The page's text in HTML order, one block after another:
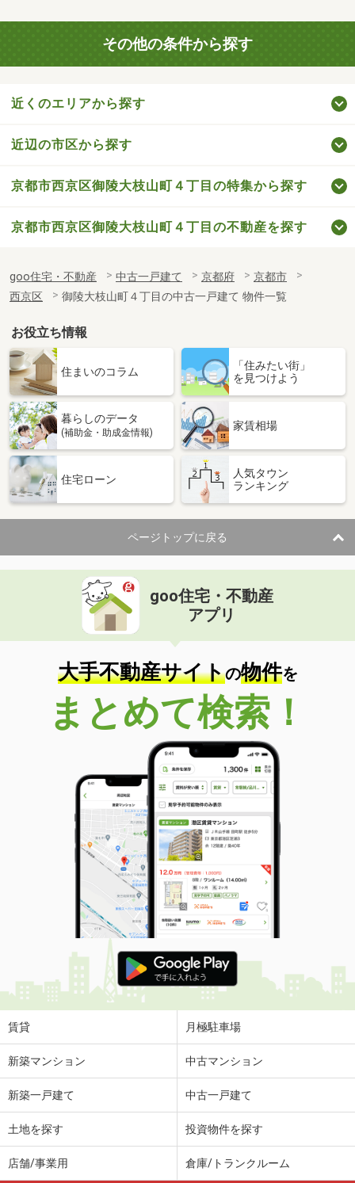
その他の条件から探す
近くのエリアから探す
近辺の市区から探す
京都市西京区御陵大枝山町４丁目の特集から探す
京都市西京区御陵大枝山町４丁目の不動産を探す
goo住宅・不動産 中古一戸建て 京都府
京都市
西京区
御陵大枝山町４丁目の中古一戸建て 物件一覧
お役立ち情報
住まいのコラム
「住みたい街」
を見つけよう
暮らしのデータ
(補助金・助成金情報)
家賃相場
住宅ローン
人気タウン
ランキング
ページトップに戻る
goo住宅・不動産
アプリ
大手不動産サイトの物件を
まとめて検索！
賃貸 月極駐車場
新築マンション 中古マンション
新築一戸建て 中古一戸建て
土地を探す 投資物件を探す
店舗/事業用 倉庫/トランクルーム